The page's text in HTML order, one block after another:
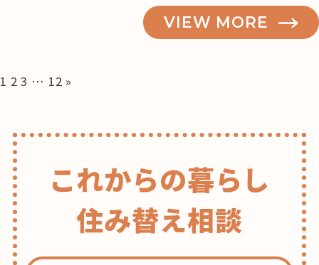
VIEW MORE
投
1 2 3 … 12 »
これからの暮らし
住み替え相談